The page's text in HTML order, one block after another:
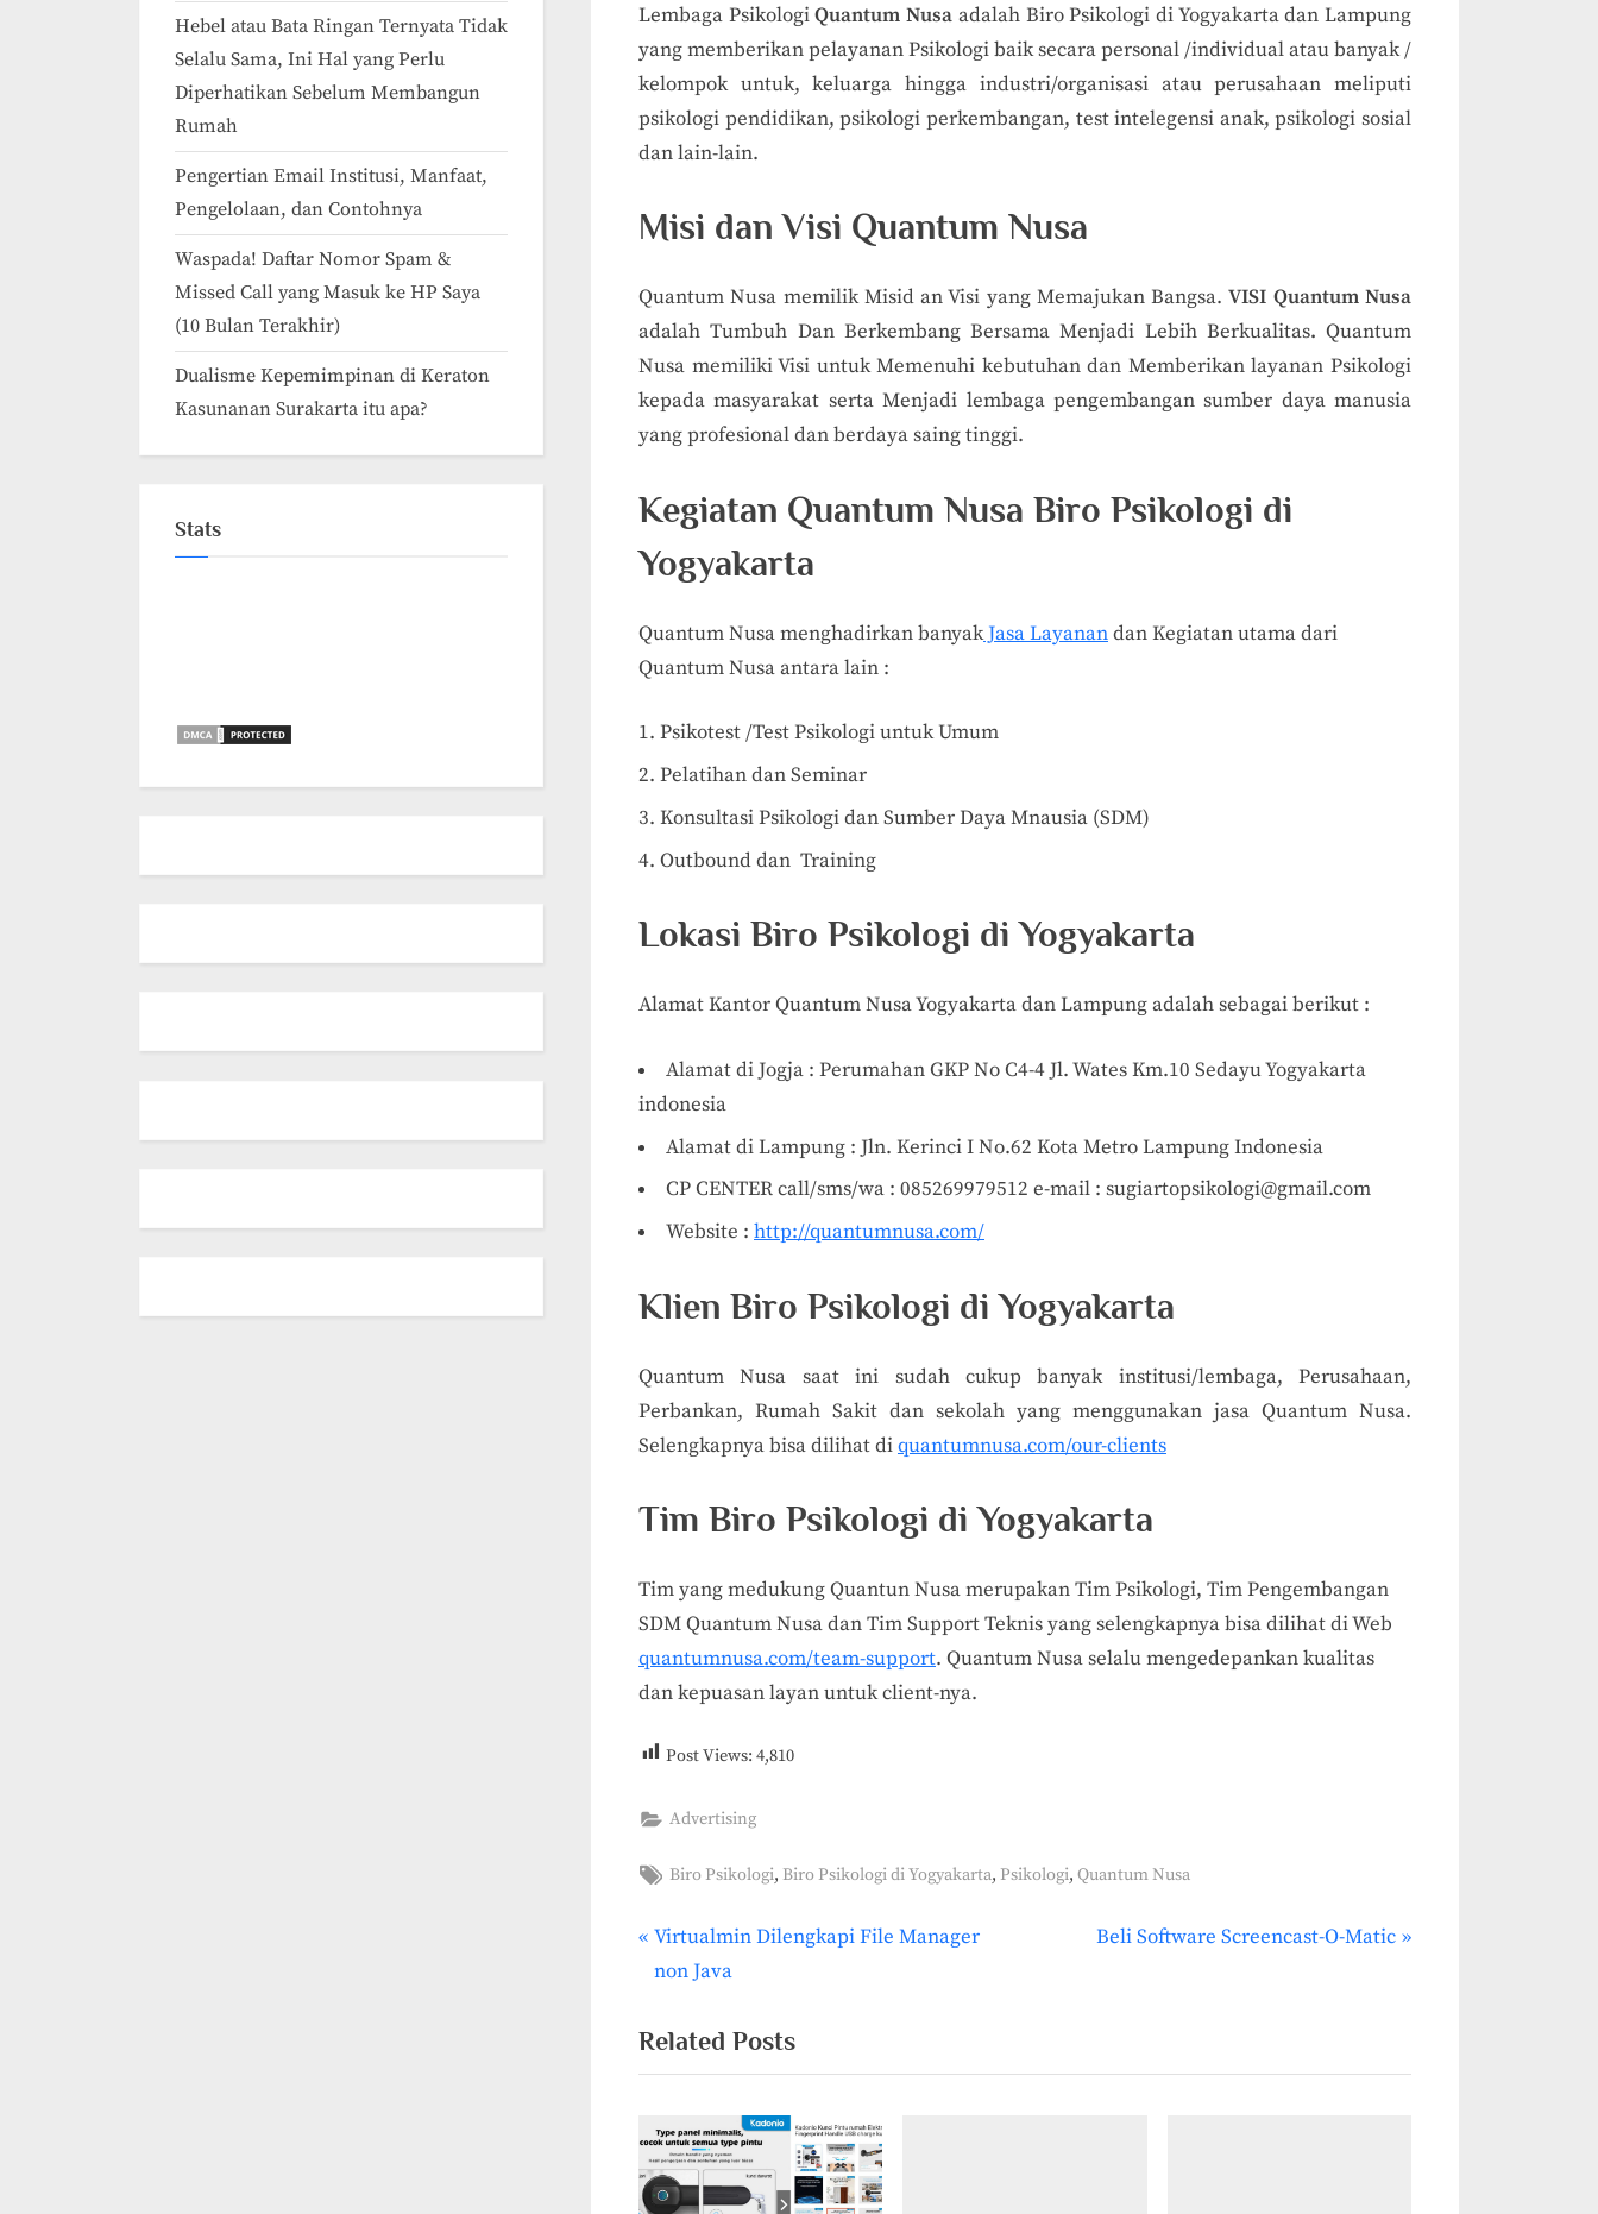
Lembaga PsikologiQuantum Nusa adalah Biro Psikologi di Yogyakarta dan Lampung
yang memberikan pelayanan Psikologi baik secara personal /individual atau banyak /
kelompok untuk, keluarga hingga industri/organisasi atau perusahaan meliputi
psikologi pendidikan, psikologi perkembangan, test intelegensi anak, psikologi sosial
dan lain-lain.
Misi dan Visi Quantum Nusa
Quantum Nusa memilik Misid an Visi yang Memajukan Bangsa. VISI Quantum Nusa
adalah Tumbuh Dan Berkembang Bersama Menjadi Lebih Berkualitas. Quantum
Nusa memiliki Visi untuk Memenuhi kebutuhan dan Memberikan layanan Psikologi
kepada masyarakat serta Menjadi lembaga pengembangan sumber daya manusia
yang profesional dan berdaya saing tinggi.
Kegiatan Quantum Nusa Biro Psikologi di
Yogyakarta
Quantum Nusa menghadirkan banyakJasa Layanandan Kegiatan utama dari
Quantum Nusa antara lain :
Psikotest /Test Psikologi untuk Umum
Pelatihan dan Seminar
Konsultasi Psikologi dan Sumber Daya Mnausia (SDM)
Outbound dan Training
Lokasi Biro Psikologi di Yogyakarta
Alamat Kantor Quantum Nusa Yogyakarta dan Lampung adalah sebagai berikut :
Alamat di Jogja : Perumahan GKP No C4-4 Jl. Wates Km.10 Sedayu Yogyakarta
indonesia
Alamat di Lampung : Jln. Kerinci I No.62 Kota Metro Lampung Indonesia
CP CENTER call/sms/wa : 085269979512 e-mail : sugiartopsikologi@gmail.com
Website : http://quantumnusa.com/
Klien Biro Psikologi di Yogyakarta
Quantum Nusa saat ini sudah cukup banyak institusi/lembaga, Perusahaan,
Perbankan, Rumah Sakit dan sekolah yang menggunakan jasa Quantum Nusa.
Selengkapnya bisa dilihat diquantumnusa.com/our-clients
Tim Biro Psikologi di Yogyakarta
Tim yang medukung Quantun Nusa merupakan Tim Psikologi, Tim Pengembangan
SDM Quantum Nusa dan Tim Support Teknis yang selengkapnya bisa dilihat di Web
quantumnusa.com/team-support. Quantum Nusa selalu mengedepankan kualitas
dan kepuasan layan untuk client-nya.
Post Views: 4,810
Advertising
Tags:
Biro Psikologi, Biro Psikologi di Yogyakarta, Psikologi, Quantum Nusa
Post
P
r
v
i
u
s
Virtualmin Dilengkapi File Manager
non Java
N
P
Beli Software Screencast-O-Matic
Related Posts
Hebel atau Bata Ringan Ternyata Tidak
Selalu Sama, Ini Hal yang Perlu
Diperhatikan Sebelum Membangun
Rumah
Pengertian Email Institusi, Manfaat,
Pengelolaan, dan Contohnya
Waspada! Daftar Nomor Spam &
Missed Call yang Masuk ke HP Saya
(10 Bulan Terakhir)
Dualisme Kepemimpinan di Keraton
Kasunanan Surakarta itu apa?
Stats